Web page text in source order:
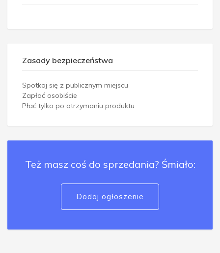
Zasady bezpieczeństwa
Spotkaj się z publicznym miejscu
Zapłać osobiście
Płać tylko po otrzymaniu produktu
Też masz coś do sprzedania? Śmiało:
Dodaj ogłoszenie